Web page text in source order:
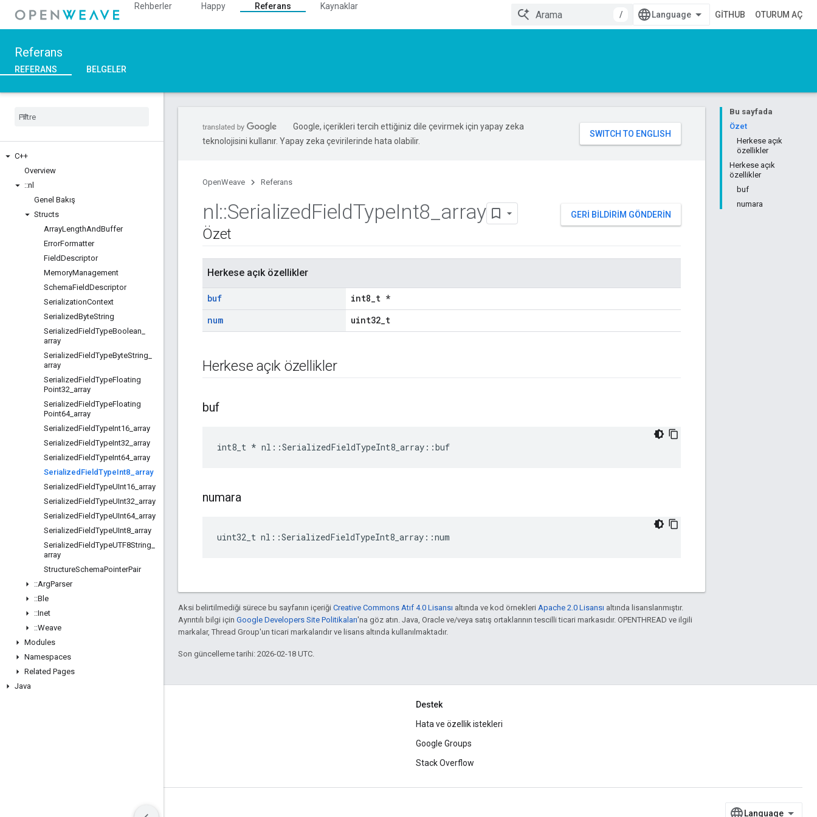
Rehberler Happy Referans
Kaynaklar
/
GITHUB OTURUM AÇ
Referans
REFERANS BELGELER
C++
Overview
::nl
Genel Bakış
Structs
ArrayLengthAndBuffer
ErrorFormatter
FieldDescriptor
MemoryManagement
SchemaFieldDescriptor
SerializationContext
SerializedByteString
SerializedFieldTypeBoolean
array
SerializedFieldTypeByteString
array
SerializedFieldTypeFloating
Point32 array
SerializedFieldTypeFloating
Point64_ array
SerializedFieldTypeInt16 array
SerializedFieldTypeInt32 array
SerializedFieldTypeInt64_ array
Serialized FieldTypeInt8 array
SerializedFieldTypeUInt16 array
SerializedFieldTypeUInt32 array
SerializedFieldTypeUInt64_ array
SerializedFieldTypeUInt8 array
SerializedFieldTypeUTF8String
array
StructureSchemaPointerPair
::ArgParser
::Ble
::Inet
::Weave
Modules
Namespaces
Related Pages
Java
Bu sayfada
Özet
Herkese açık
özellikler
Herkese açık
özellikler
buf
numara
Google, içerikleri tercih ettiğiniz dile çevirmek için yapay zeka
teknolojisini kullanır. Yapay zeka çevirilerinde hata olabilir.
OpenWeave Referans
GERI BILDIRIM GÖNDERIN
nl::SerializedFieldTypeInt8 array
Özet
Herkese açık özellikler
buf
int8_t *
num
uint32_t
Herkese açık özellikler
buf
int8_t * nl::SerializedFieldTypeInt8_array::buf
numara
uint32_t nl::SerializedFieldTypeInt8_array::num
Aksi belirtilmediği sürece bu sayfanın içeriği Creative Commons Atıf 4.0 Lisansı altında ve kod örnekleri Apache 2.0 Lisansı altında lisanslanmıştır.
Ayrıntılı bilgi için Google Developers Site Politikaları'na göz atın. Java, Oracle ve/veya satış ortaklarının tescilli ticari markasıdır. OPENTHREAD ve ilgili
markalar, Thread Group'un ticari markalarıdır ve lisans altında kullanılmaktadır.
Son güncelleme tarihi: 2026-02-18 UTC.
Destek
Hata ve özellik istekleri
Google Groups
Stack Overflow